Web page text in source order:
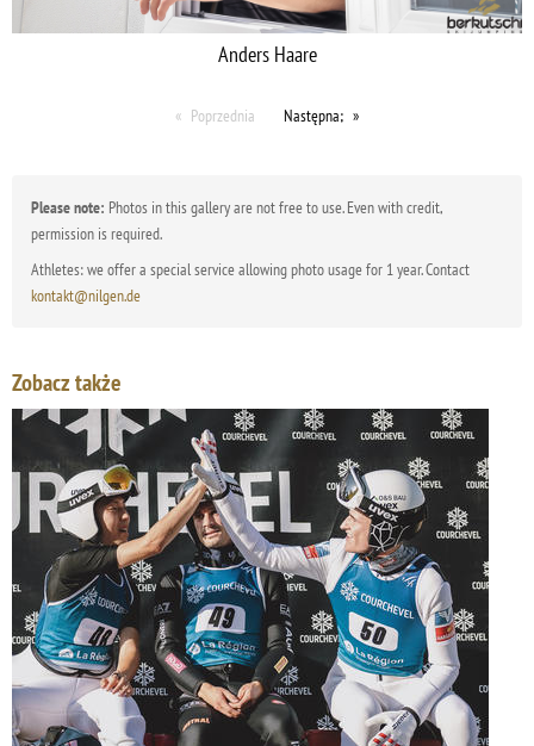
Anders Haare
Poprzednia Następna;
Please note: Photos in this gallery are not free to use. Even with credit,
permission is required.
Athletes: we offer a special service allowing photo usage for 1 year. Contact
kontakt@nilgen.de
Zobacz także